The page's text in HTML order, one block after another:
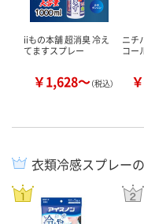
iiもの本舗 超消臭 冷え
てますスプレー
￥1,628～（税込）
ニチ
コー
衣類冷感スプレー